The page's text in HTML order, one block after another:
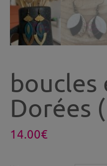
boucles
Dorées
14.00€